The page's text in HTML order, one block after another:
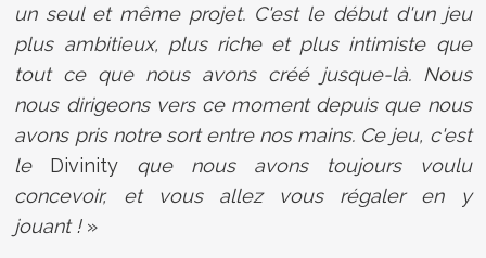
un seul et même projet. C'est le début d'un jeu
plus ambitieux, plus riche et plus intimiste que
tout ce que nous avons créé jusque-là. Nous
nous dirigeons vers ce moment depuis que nous
avons pris notre sort entre nos mains. Ce jeu, c'est
le Divinity que nous avons toujours voulu
concevoir, et vous allez vous régaler en y
jouant !»